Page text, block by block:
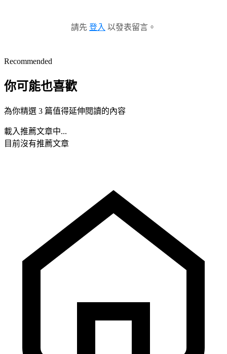
請先 登入 以發表留言。
Recommended
你可能也喜歡
為你精選 3 篇值得延伸閱讀的內容
載入推薦文章中...
目前沒有推薦文章